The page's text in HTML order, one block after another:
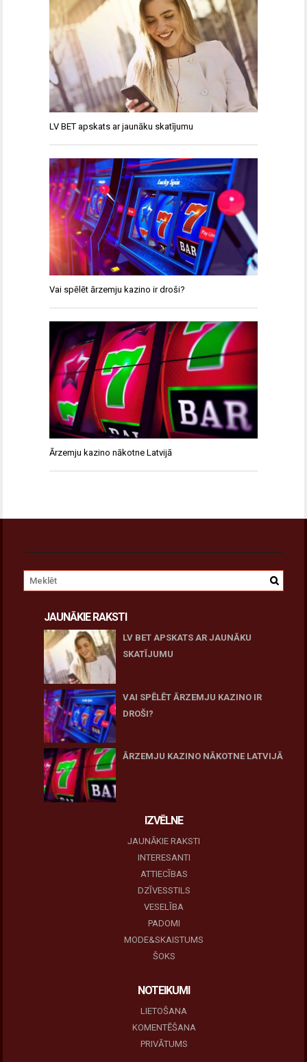
LV BET apskats ar jaunāku skatījumu
Vai spēlēt ārzemju kazino ir droši?
Ārzemju kazino nākotne Latvijā
JAUNĀKIE RAKSTI
LV BET APSKATS AR JAUNĀKU
SKATĪJUMU
VAI SPĒLĒT ĀRZEMJU KAZINO IR
DROŠI?
ĀRZEMJU KAZINO NĀKOTNE LATVIJĀ
IZVĒLNE
JAUNĀKIE RAKSTI
INTERESANTI
ATTIECĪBAS
DZĪVESSTILS
VESELĪBA
PADOMI
MODE&SKAISTUMS
ŠOKS
NOTEIKUMI
LIETOŠANA
KOMENTĒŠANA
PRIVĀTUMS